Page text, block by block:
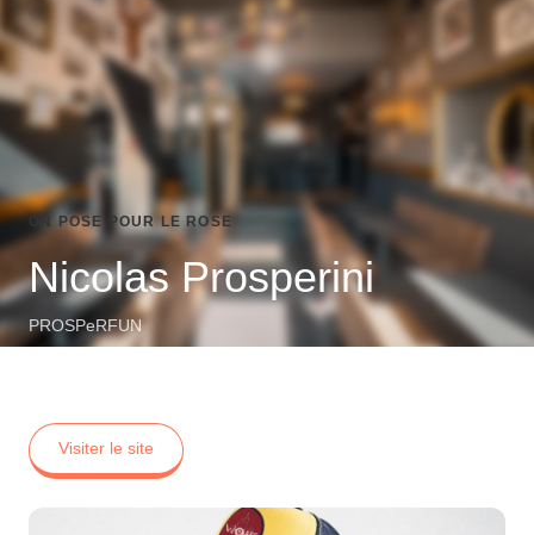
ON POSE POUR LE ROSE
Nicolas Prosperini
PROSPeRFUN
Visiter le site